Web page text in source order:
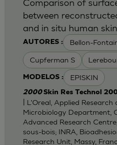
AUTORES : Bellon-
Cupferman S
MODELOS : EPISKIN
between
and in situ human skin
2000Skin Res Technol
| L'Oreal, Applied
Microbiology Department,
Advanced Research
sous-bois; INRA,
Research Unit, Massy,